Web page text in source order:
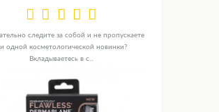
следите за собой и не пропускаете
одной косметологической новинки?
Вкладываетесь в с...